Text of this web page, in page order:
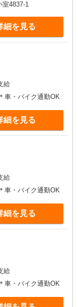
室4837-1
細を見る
給
車・バイク通勤OK
細を見る
給
車・バイク通勤OK
細を見る
給
車・バイク通勤OK